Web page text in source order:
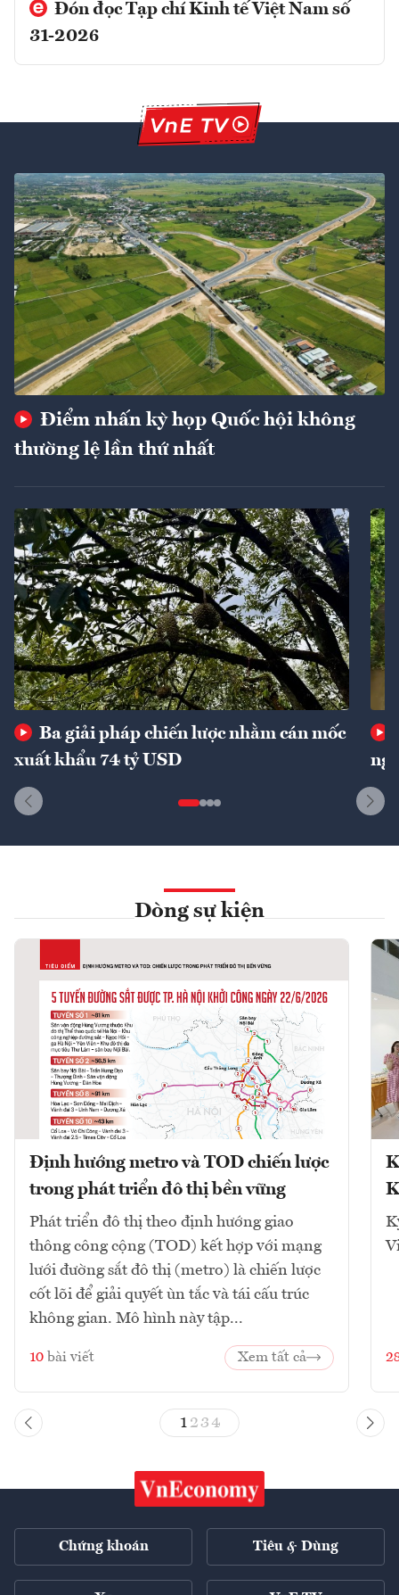
Đón đọc Tạp chí Kinh tế Việt Nam số
31-2026
Điểm nhấn kỳ họp Quốc hội không
thường lệ lần thứ nhất
Ba giải pháp chiến lược nhằm cán mốc
xuất khẩu 74 tỷ USD
Dòng sự kiện
Định hướng metro và TOD chiến lược
trong phát triển đô thị bền vững
Phát triển đô thị theo định hướng giao
thông công cộng (TOD) kết hợp với mạng
lưới đường sắt đô thị (metro) là chiến lược
cốt lõi để giải quyết ùn tắc và tái cấu trúc
không gian. Mô hình này tập...
10 bài viết Xem tất cả
1 23 4
Chứng khoán Tiêu & Dùng